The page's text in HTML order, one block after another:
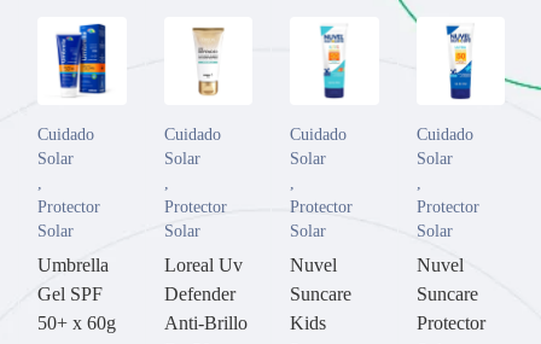
Cuidado
Solar
,
Protector
Solar
Umbrella
Gel SPF
50+ x 60g
Cuidado
Solar
,
Protector
Solar
Loreal Uv
Defender
Anti-Brillo
Cuidado
Solar
,
Protector
Solar
Nuvel
Suncare
Kids
Cuidado
Solar
,
Protector
Solar
Nuvel
Suncare
Protector